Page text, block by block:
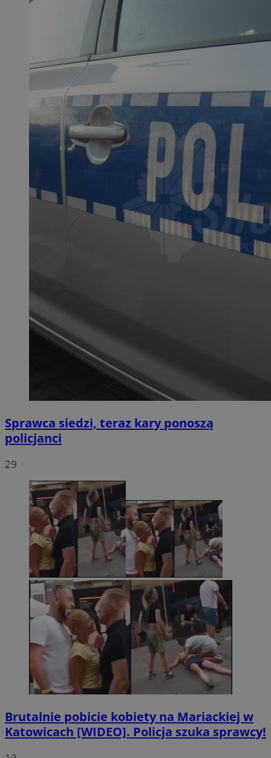
Sprawca siedzi, teraz kary ponoszą
policjanci
29
Brutalnie pobicie kobiety na Mariackiej w
Katowicach [WIDEO]. Policja szuka sprawcy!